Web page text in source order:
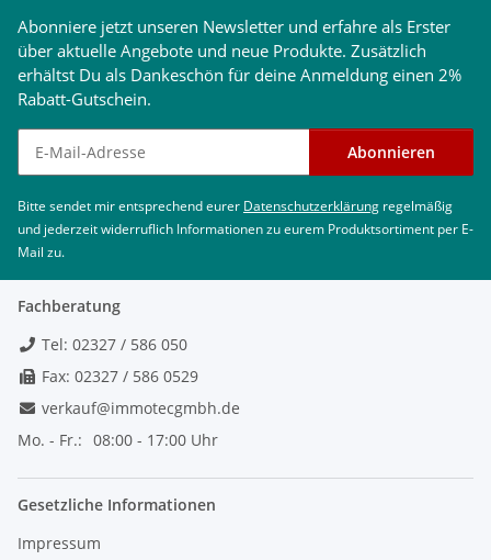
Abonniere jetzt unseren Newsletter und erfahre als Erster
über aktuelle Angebote und neue Produkte. Zusätzlich
erhältst Du als Dankeschön für deine Anmeldung einen 2%
Rabatt-Gutschein.
Newsletter abonnieren Abonnieren
Bitte sendet mir entsprechend eurer Datenschutzerklärung regelmäßig
und jederzeit widerruflich Informationen zu eurem Produktsortiment per E-
Mail zu.
Fachberatung
Tel: 02327 / 586 050
Fax: 02327 / 586 0529
verkauf@immotecgmbh.de
Mo. - Fr.: 08:00 - 17:00 Uhr
Gesetzliche Informationen
Impressum